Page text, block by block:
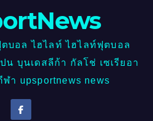
บอล ไฮไลท์ ไฮไลท์ฟุตบอล
น บุนเดสลีก้า กัลโช่ เซเรียอา
า upsportnews news